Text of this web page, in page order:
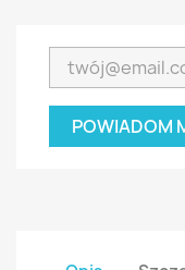
POWIADOM